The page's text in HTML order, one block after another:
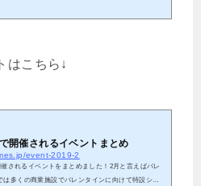
はこちら↓
開催されるイベントまとめ
event-2019-2
されるイベントをまとめました！2月と言えばバレ
は多くの商業施設でバレンタインに向けて特設ショ